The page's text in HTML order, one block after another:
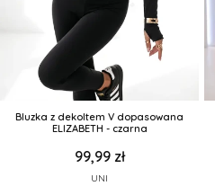
Bluzka z dekoltem V dopasowana
ELIZABETH - czarna
99,99 zł
UNI